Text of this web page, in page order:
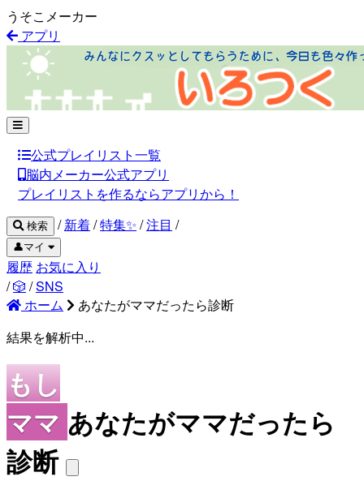
うそこメーカー
アプリ
公式プレイリスト一覧
脳内メーカー公式アプリ
プレイリストを作るならアプリから！
検索 / 新着/特集✨ /注目 /
👤マイ
履歴 お気に入り
/🎲 /SNS
ホーム
あなたがママだったら診断
結果を解析中...
もし
ママ あなたがママだったら
診断